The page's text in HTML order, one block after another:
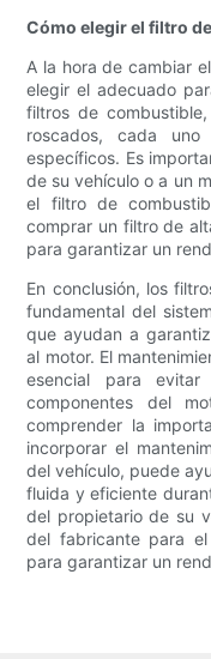
Cómo elegir el filtro
A la hora de cambiar
elegir el adecuado
filtros de
roscados, cada
específicos. Es
de su vehículo o a un
el filtro de
comprar un filtro de
para garantizar un
En conclusión, los
fundamental del
que ayudan a
al motor. El
esencial para
componentes del
comprender la
incorporar el
del vehículo, puede
fluida y eficiente
del propietario de su
del fabricante para
para garantizar un